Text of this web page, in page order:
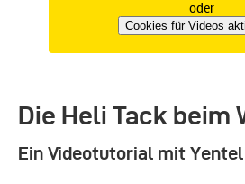
oder
Cookies für Videos
Die Heli Tack beim
Ein Videotutorial mit